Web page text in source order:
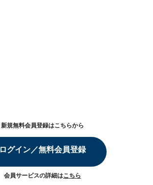
新規無料会員登録はこちらから
ログイン／無料会員登録
会員サービスの詳細はこちら